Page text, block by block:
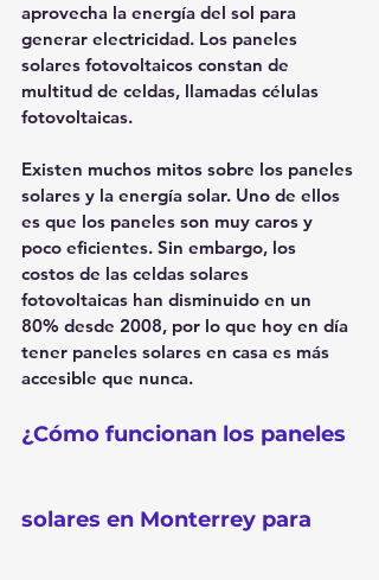
aprovecha la energía del sol para
generar electricidad. Los paneles
solares fotovoltaicos constan de
multitud de celdas, llamadas células
fotovoltaicas.
Existen muchos mitos sobre los paneles
solares y la energía solar. Uno de ellos
es que los paneles son muy caros y
poco eficientes. Sin embargo, los
costos de las celdas solares
fotovoltaicas han disminuido en un
80% desde 2008, por lo que hoy en día
tener paneles solares en casa es más
accesible que nunca.
¿Cómo funcionan los paneles
solares en Monterrey para